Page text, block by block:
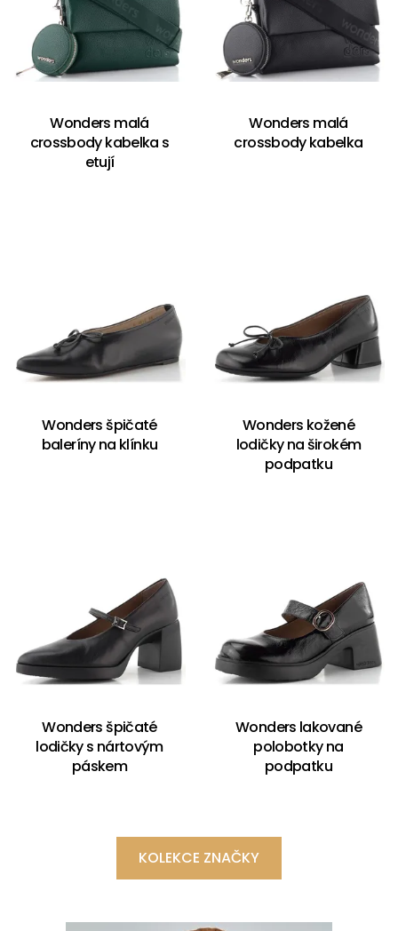
Wonders malá
crossbody kabelka s
etují
Wonders malá
crossbody kabelka
Wonders špičaté
baleríny na klínku
Wonders kožené
lodičky na širokém
podpatku
Wonders špičaté
lodičky s nártovým
páskem
Wonders lakované
polobotky na
podpatku
KOLEKCE ZNAČKY